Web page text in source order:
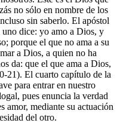
no sólo en nombre de los
sin saberlo. El apóstol
dice: yo amo a Dios, y
porque el que no ama a su
a Dios, a quien no ha
da: que el que ama a Dios,
21). El cuarto capítulo de la
para entrar en nuestro
pues enuncia la verdad
amor, mediante su actuación
del otro.